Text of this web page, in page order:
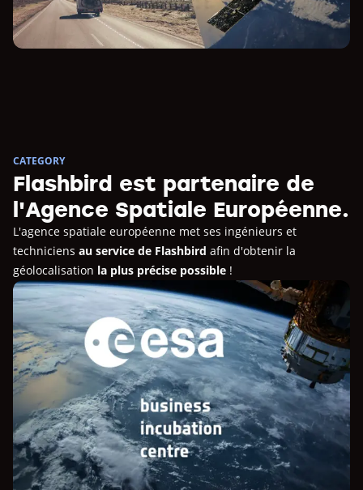
CATEGORY
Flashbird est partenaire de
l'Agence Spatiale Européenne.
L'agence spatiale européenne met ses ingénieurs et
techniciens au service de Flashbird afin d'obtenir la
géolocalisation la plus précise possible !